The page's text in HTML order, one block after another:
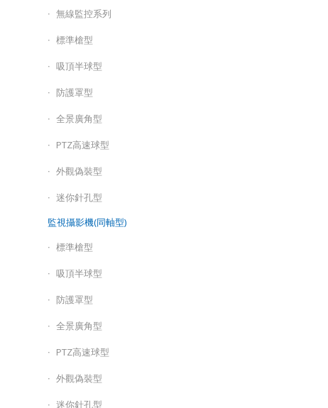
無線監控系列
標準槍型
吸頂半球型
防護罩型
全景廣角型
PTZ高速球型
外觀偽裝型
迷你針孔型
監視攝影機(同軸型)
標準槍型
吸頂半球型
防護罩型
全景廣角型
PTZ高速球型
外觀偽裝型
迷你針孔型